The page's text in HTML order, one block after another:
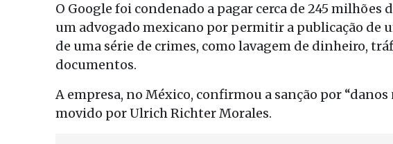
O Google foi condenado a pagar cerca de 245 milhões
um advogado mexicano por permitir a publicação de
de uma série de crimes, como lavagem de dinheiro,
documentos.
A empresa, no México, confirmou a sanção por
movido por Ulrich Richter Morales.